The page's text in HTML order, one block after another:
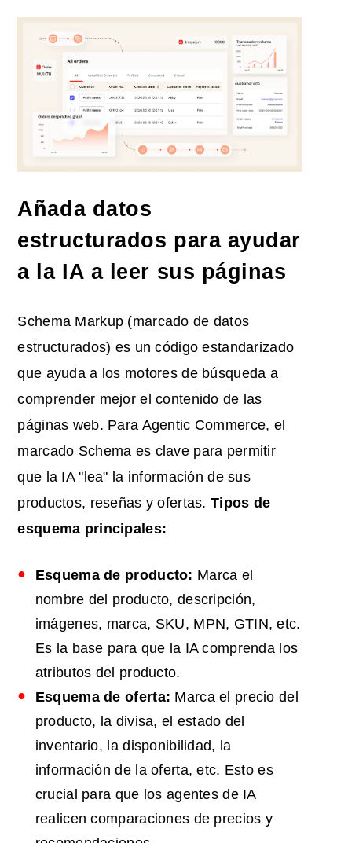
Añada datos
estructurados para ayudar
a la IA a leer sus páginas
Schema Markup (marcado de datos
estructurados) es un código estandarizado
que ayuda a los motores de búsqueda a
comprender mejor el contenido de las
páginas web. Para Agentic Commerce, el
marcado Schema es clave para permitir
que la IA "lea" la información de sus
productos, reseñas y ofertas.Tipos de
esquema principales:
Esquema de producto: Marca el
nombre del producto, descripción,
imágenes, marca, SKU, MPN, GTIN, etc.
Es la base para que la IA comprenda los
atributos del producto.
Esquema de oferta: Marca el precio del
producto, la divisa, el estado del
inventario, la disponibilidad, la
información de la oferta, etc. Esto es
crucial para que los agentes de IA
realicen comparaciones de precios y